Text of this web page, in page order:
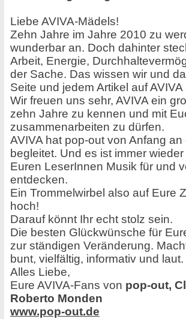
Liebe AVIVA-Mädels!
Zehn Jahre im Jahre 2010 zu
wunderbar an. Doch dahinter
Arbeit, Energie,
der Sache. Das wissen wir und
Seite und jedem Artikel auf AVIVA
Wir freuen uns sehr, AVIVA ein
zehn Jahre zu kennen und mit
zusammenarbeiten zu dürfen.
AVIVA hat pop-out von Anfang
begleitet. Und es ist immer
Euren LeserInnen Musik für und
entdecken.
Ein Trommelwirbel also auf Eure
hoch!
Darauf könnt Ihr echt stolz sein.
Die besten Glückwünsche für
zur ständigen Veränderung.
bunt, vielfältig, informativ und laut.
Alles Liebe,
Eure AVIVA-Fans von pop-out,
Roberto Monden
www.pop-out.de